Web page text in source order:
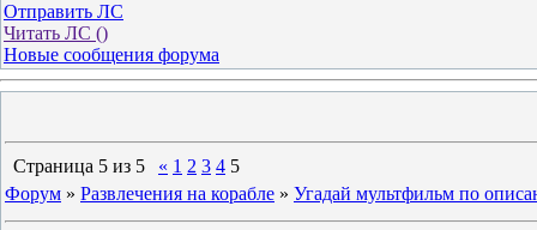
Отправить ЛС
Читать ЛС ()
Новые сообщения форума
Страница 5 из 5 « 1 2 3 4 5
Форум » Развлечения на корабле » Угадай мультфильм по